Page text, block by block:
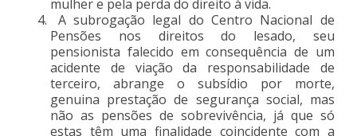
mulher e pela perda do direito à vida.
A subrogação legal do Centro Nacional de
Pensões nos direitos do lesado, seu
pensionista falecido em consequência de um
acidente de viação da responsabilidade de
terceiro, abrange o subsídio por morte,
genuina prestação de segurança social, mas
não as pensões de sobrevivência, já que só
estas têm uma finalidade coincidente com a